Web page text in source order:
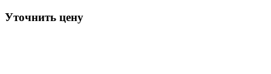
Уточнить цену